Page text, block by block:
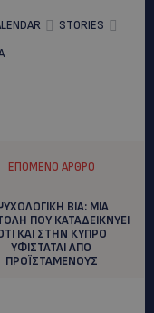
STORIES
ΕΠΌΜΕΝΟ ΆΡΘΡΟ
ΒΙΑ: MIA
ΠΟΥ ΚΑΤΑΔΕΙΚΝΥΕΙ
ΚΑΙ ΣΤΗΝ ΚΥΠΡΟ
ΥΦΙΣΤΑΤΑΙ ΑΠΟ
ΠΡΟΪΣΤΑΜΕΝΟΥΣ